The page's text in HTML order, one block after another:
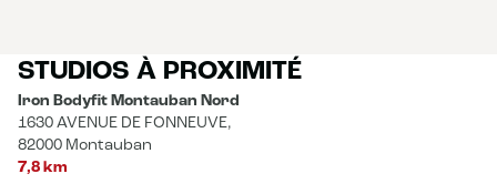
STUDIOS À PROXIMITÉ
Iron Bodyfit Montauban Nord
1630 AVENUE DE FONNEUVE,
82000 Montauban
7,8 km